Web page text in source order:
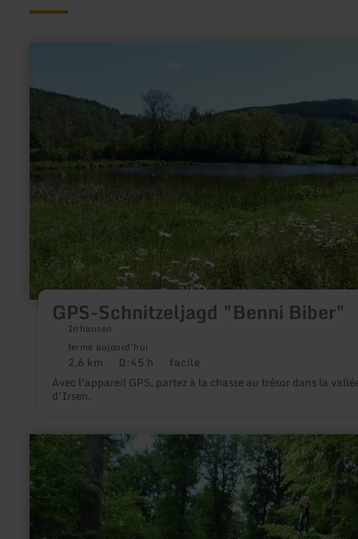
GPS-Schnitzeljagd "Benni Biber"
Irrhausen
fermé aujourd'hui
Distance
:
2,6 km Durée
:
0:45 h Difficulté
:
facile
Avec l'appareil GPS, partez à la chasse au trésor dans la
d'Irsen.
sur
Biber"
en
savoir
plus
sur
:
Hochseilgarten